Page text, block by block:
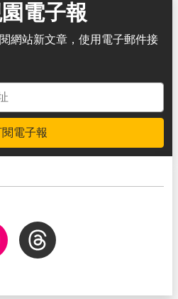
電子報
網站新文章，使用電子郵件接
電子報
Threads